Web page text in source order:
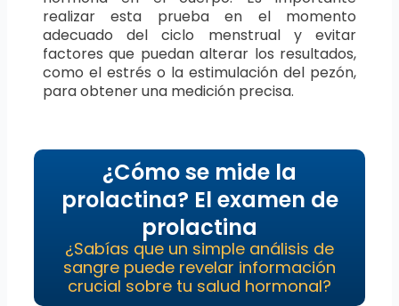
realizar esta prueba en el momento
adecuado del ciclo menstrual y evitar
factores que puedan alterar los resultados,
como el estrés o la estimulación del pezón,
para obtener una medición precisa.
¿Cómo se mide la
prolactina? El examen de
prolactina
¿Sabías que un simple análisis de
sangre puede revelar información
crucial sobre tu salud hormonal?